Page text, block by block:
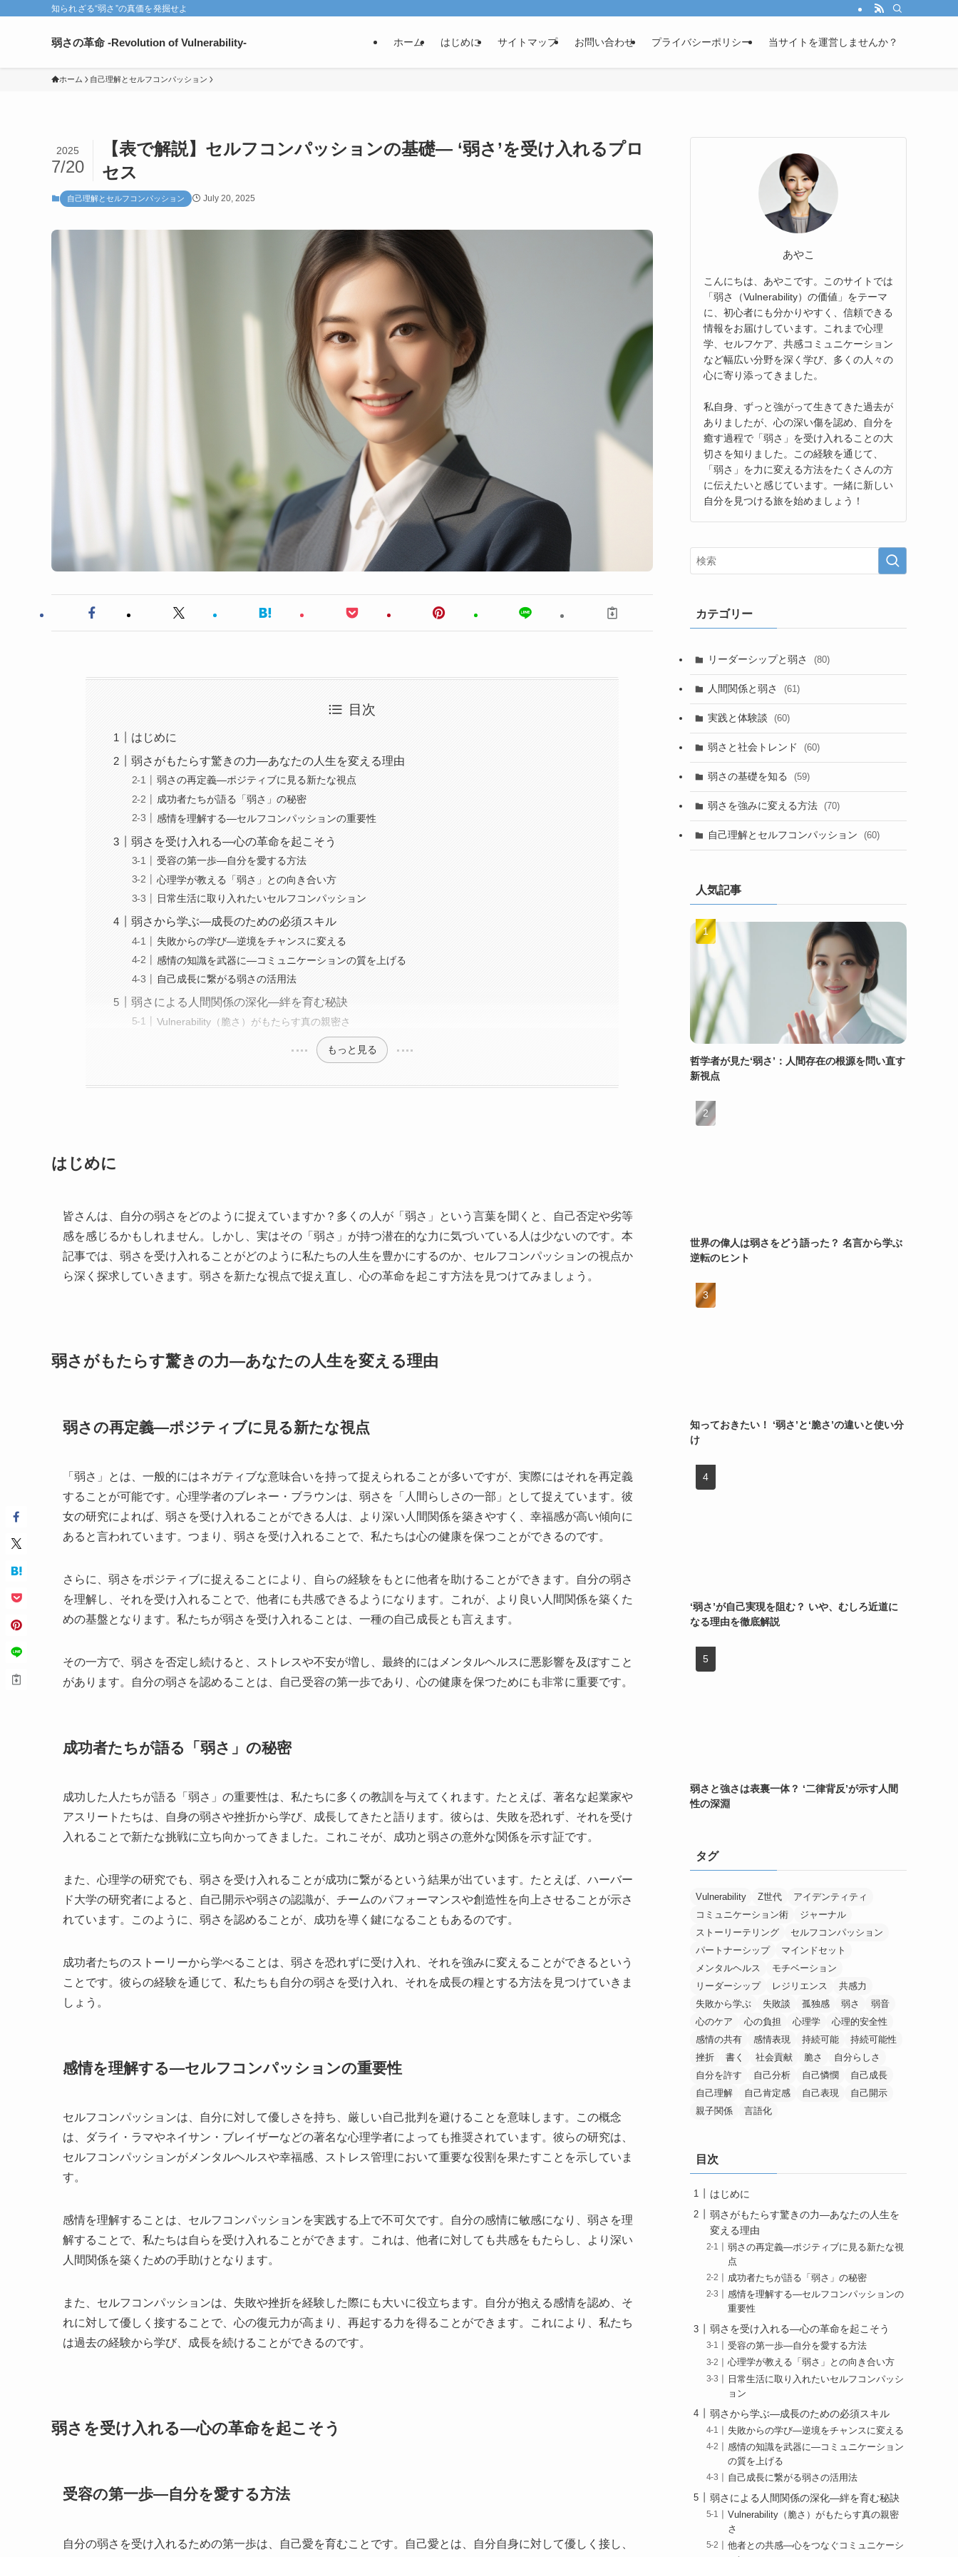
知られざる“弱さ”の真価を発掘せよ
弱さの革命 -Revolution of Vulnerability- ホーム はじめに サイトマップ お問い合わせ プライバシーポリシー 当サイトを運営しませんか？
ホーム 自己理解とセルフコンパッション
【表で解説】セルフコンパッションの基礎— ‘弱さ’を受け入れるプロ
セス
2025
7/20
自己理解とセルフコンパッション July 20, 2025
目次
はじめに
弱さがもたらす驚きの力—あなたの人生を変える理由
弱さの再定義—ポジティブに見る新たな視点
成功者たちが語る「弱さ」の秘密
感情を理解する—セルフコンパッションの重要性
弱さを受け入れる—心の革命を起こそう
受容の第一歩—自分を愛する方法
心理学が教える「弱さ」との向き合い方
日常生活に取り入れたいセルフコンパッション
弱さから学ぶ—成長のための必須スキル
失敗からの学び—逆境をチャンスに変える
感情の知識を武器に—コミュニケーションの質を上げる
自己成長に繋がる弱さの活用法
弱さによる人間関係の深化—絆を育む秘訣
Vulnerability（脆さ）がもたらす真の親密さ
もっと見る
はじめに
皆さんは、自分の弱さをどのように捉えていますか？多くの人が「弱さ」という言葉を聞くと、自己否定や劣等
感を感じるかもしれません。しかし、実はその「弱さ」が持つ潜在的な力に気づいている人は少ないのです。本
記事では、弱さを受け入れることがどのように私たちの人生を豊かにするのか、セルフコンパッションの視点か
ら深く探求していきます。弱さを新たな視点で捉え直し、心の革命を起こす方法を見つけてみましょう。
弱さがもたらす驚きの力—あなたの人生を変える理由
弱さの再定義—ポジティブに見る新たな視点
「弱さ」とは、一般的にはネガティブな意味合いを持って捉えられることが多いですが、実際にはそれを再定義
することが可能です。心理学者のブレネー・ブラウンは、弱さを「人間らしさの一部」として捉えています。彼
女の研究によれば、弱さを受け入れることができる人は、より深い人間関係を築きやすく、幸福感が高い傾向に
あると言われています。つまり、弱さを受け入れることで、私たちは心の健康を保つことができるのです。
さらに、弱さをポジティブに捉えることにより、自らの経験をもとに他者を助けることができます。自分の弱さ
を理解し、それを受け入れることで、他者にも共感できるようになります。これが、より良い人間関係を築くた
めの基盤となります。私たちが弱さを受け入れることは、一種の自己成長とも言えます。
その一方で、弱さを否定し続けると、ストレスや不安が増し、最終的にはメンタルヘルスに悪影響を及ぼすこと
があります。自分の弱さを認めることは、自己受容の第一歩であり、心の健康を保つためにも非常に重要です。
成功者たちが語る「弱さ」の秘密
成功した人たちが語る「弱さ」の重要性は、私たちに多くの教訓を与えてくれます。たとえば、著名な起業家や
アスリートたちは、自身の弱さや挫折から学び、成長してきたと語ります。彼らは、失敗を恐れず、それを受け
入れることで新たな挑戦に立ち向かってきました。これこそが、成功と弱さの意外な関係を示す証です。
また、心理学の研究でも、弱さを受け入れることが成功に繋がるという結果が出ています。たとえば、ハーバー
ド大学の研究者によると、自己開示や弱さの認識が、チームのパフォーマンスや創造性を向上させることが示さ
れています。このように、弱さを認めることが、成功を導く鍵になることもあるのです。
成功者たちのストーリーから学べることは、弱さを恐れずに受け入れ、それを強みに変えることができるという
ことです。彼らの経験を通じて、私たちも自分の弱さを受け入れ、それを成長の糧とする方法を見つけていきま
しょう。
感情を理解する—セルフコンパッションの重要性
セルフコンパッションは、自分に対して優しさを持ち、厳しい自己批判を避けることを意味します。この概念
は、ダライ・ラマやネイサン・ブレイザーなどの著名な心理学者によっても推奨されています。彼らの研究は、
セルフコンパッションがメンタルヘルスや幸福感、ストレス管理において重要な役割を果たすことを示していま
す。
感情を理解することは、セルフコンパッションを実践する上で不可欠です。自分の感情に敏感になり、弱さを理
解することで、私たちは自らを受け入れることができます。これは、他者に対しても共感をもたらし、より深い
人間関係を築くための手助けとなります。
また、セルフコンパッションは、失敗や挫折を経験した際にも大いに役立ちます。自分が抱える感情を認め、そ
れに対して優しく接することで、心の復元力が高まり、再起する力を得ることができます。これにより、私たち
は過去の経験から学び、成長を続けることができるのです。
弱さを受け入れる—心の革命を起こそう
受容の第一歩—自分を愛する方法
自分の弱さを受け入れるための第一歩は、自己愛を育むことです。自己愛とは、自分自身に対して優しく接し、
あやこ
こんにちは、あやこです。このサイトでは
「弱さ（Vulnerability）の価値」をテーマ
に、初心者にも分かりやすく、信頼できる
情報をお届けしています。これまで心理
学、セルフケア、共感コミュニケーション
など幅広い分野を深く学び、多くの人々の
心に寄り添ってきました。
私自身、ずっと強がって生きてきた過去が
ありましたが、心の深い傷を認め、自分を
癒す過程で「弱さ」を受け入れることの大
切さを知りました。この経験を通じて、
「弱さ」を力に変える方法をたくさんの方
に伝えたいと感じています。一緒に新しい
自分を見つける旅を始めましょう！
カテゴリー
リーダーシップと弱さ (80)
人間関係と弱さ (61)
実践と体験談 (60)
弱さと社会トレンド (60)
弱さの基礎を知る (59)
弱さを強みに変える方法 (70)
自己理解とセルフコンパッション (60)
人気記事
哲学者が見た‘弱さ’：人間存在の根源を問い直す
新視点
世界の偉人は弱さをどう語った？ 名言から学ぶ
逆転のヒント
知っておきたい！ ‘弱さ’と‘脆さ’の違いと使い分
け
‘弱さ’が自己実現を阻む？ いや、むしろ近道に
なる理由を徹底解説
弱さと強さは表裏一体？ ‘二律背反’が示す人間
性の深淵
タグ
Vulnerability Z世代
アイデンティティ
コミュニケーション術
ジャーナル
ストーリーテリング
セルフコンパッション
パートナーシップ
マインドセット
メンタルヘルス
モチベーション
リーダーシップ
レジリエンス
共感力
失敗から学ぶ
失敗談 孤独感 弱さ
弱音
心のケア
心の負担 心理学
心理的安全性
感情の共有
感情表現 持続可能
持続可能性
挫折
書く 社会貢献 脆さ
自分らしさ
自分を許す
自己分析 自己憐憫
自己成長
自己理解
自己肯定感 自己表現
自己開示
親子関係
言語化
目次
はじめに
弱さがもたらす驚きの力—あなたの人生を
変える理由
弱さの再定義—ポジティブに見る新たな視
点
成功者たちが語る「弱さ」の秘密
感情を理解する—セルフコンパッションの
重要性
弱さを受け入れる—心の革命を起こそう
受容の第一歩—自分を愛する方法
心理学が教える「弱さ」との向き合い方
日常生活に取り入れたいセルフコンパッシ
ョン
弱さから学ぶ—成長のための必須スキル
失敗からの学び—逆境をチャンスに変える
感情の知識を武器に—コミュニケーション
の質を上げる
自己成長に繋がる弱さの活用法
弱さによる人間関係の深化—絆を育む秘訣
Vulnerability（脆さ）がもたらす真の親密
さ
他者との共感—心をつなぐコミュニケーシ